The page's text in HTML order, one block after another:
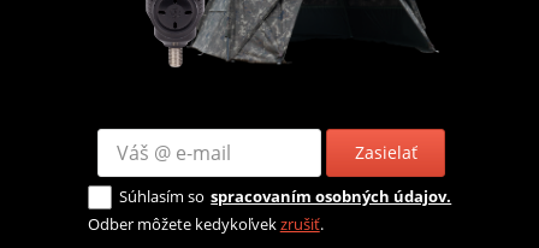
Zasielať
Súhlasím so spracovaním osobných údajov.
Odber môžete kedykoľvekzrušiť.